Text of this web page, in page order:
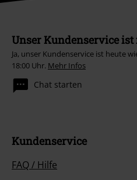
Unser Kundenservice
Ja, unser Kundenservice ist heute
18:00 Uhr. Mehr Infos
Chat starten
Kundenservice
FAQ / Hilfe